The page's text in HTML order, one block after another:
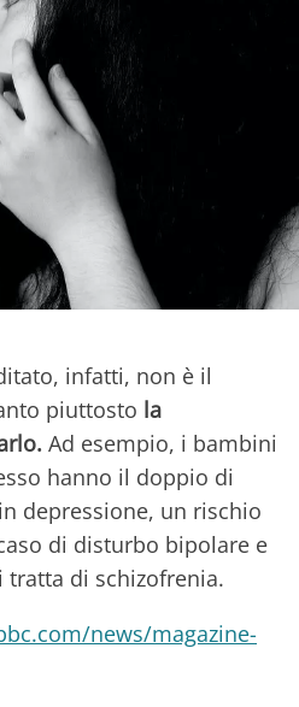
infatti, non è il
piuttosto la
Ad esempio, i bambini
hanno il doppio di
depressione, un rischio
di disturbo bipolare e
tratta di schizofrenia.
news/magazine-